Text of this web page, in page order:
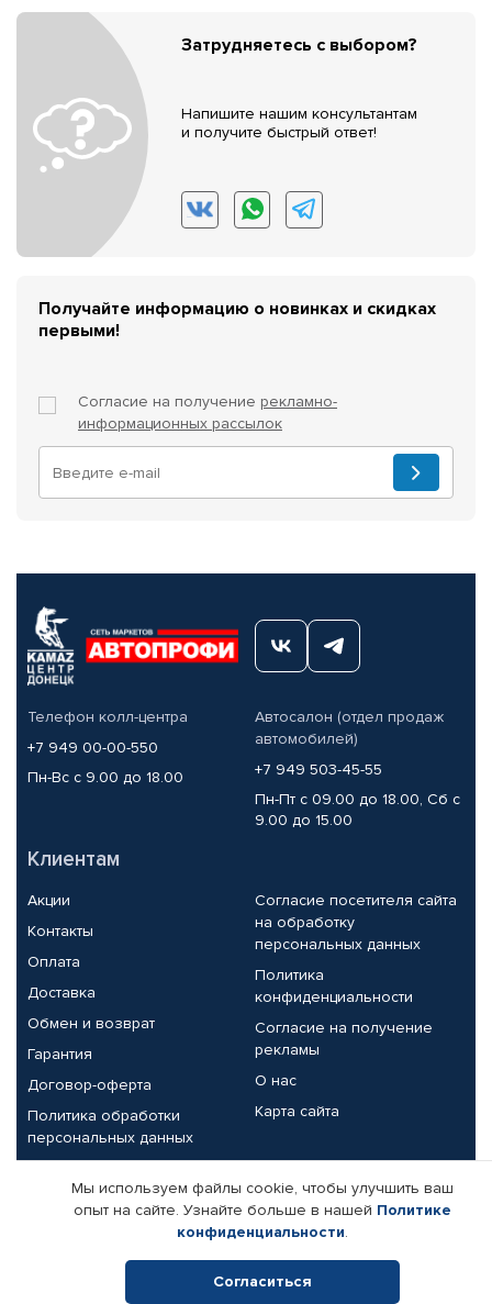
Затрудняетесь с выбором?
Напишите нашим консультантам
и получите быстрый ответ!
Получайте информацию о новинках и скидках
первыми!
Согласие на получение рекламно-
информационных рассылок
Телефон колл-центра
+7 949 00-00-550
Пн-Вс с 9.00 до 18.00
Автосалон (отдел продаж
автомобилей)
+7 949 503-45-55
Пн-Пт с 09.00 до 18.00, Сб с
9.00 до 15.00
Клиентам
Акции
Контакты
Оплата
Доставка
Обмен и возврат
Гарантия
Договор-оферта
Политика обработки
персональных данных
Согласие посетителя сайта
на обработку
персональных данных
Политика
конфиденциальности
Согласие на получение
рекламы
О нас
Карта сайта
Партнерам
Корпоративным клиентам
Поставщикам
Реквизиты компании
Мы используем файлы cookie, чтобы улучшить ваш
опыт на сайте. Узнайте больше в нашей Политике
конфиденциальности.
Согласиться